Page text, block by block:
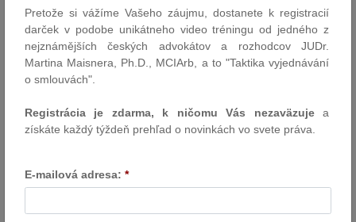
Denisy Sakovej nové vedenie v oboch spoločnostiach. Od
pondelka 11. decembra 2023 sa tak na čelo spoločnosti
TRANSPETROL postavil Ing. Martin Šustr, PhD., ktorý sa stáva
predsedom predstavenstva. Za podpredsedu predstavenstva bol
vymenovaný Ing. Ján Ďurišin. Predsedom predstavenstva
podpredsedom predstavenstva Ing. Tomáš Klein.
Prevádzkovanie malých čistiarní odpadových vôd bude
12.12.2023 - Ministerstvo životného prostredia SR pod vedením
Tarabu začína uskutočňovať prvé legislatívne zmeny. Poslanci
Pretože si vážíme Vašeho záujmu, dostanete k registracií
darček v podobe unikátneho video tréningu od jedného z
nejznámějších českých advokátov a rozhodcov JUDr.
Martina Maisnera, Ph.D., MCIArb, a to "Taktika vyjednávání
o smlouvách".
Registrácia je zdarma, k ničomu Vás nezaväzujea
získáte každý týždeň prehľad o novinkách vo svete práva.
E-mailová adresa: *